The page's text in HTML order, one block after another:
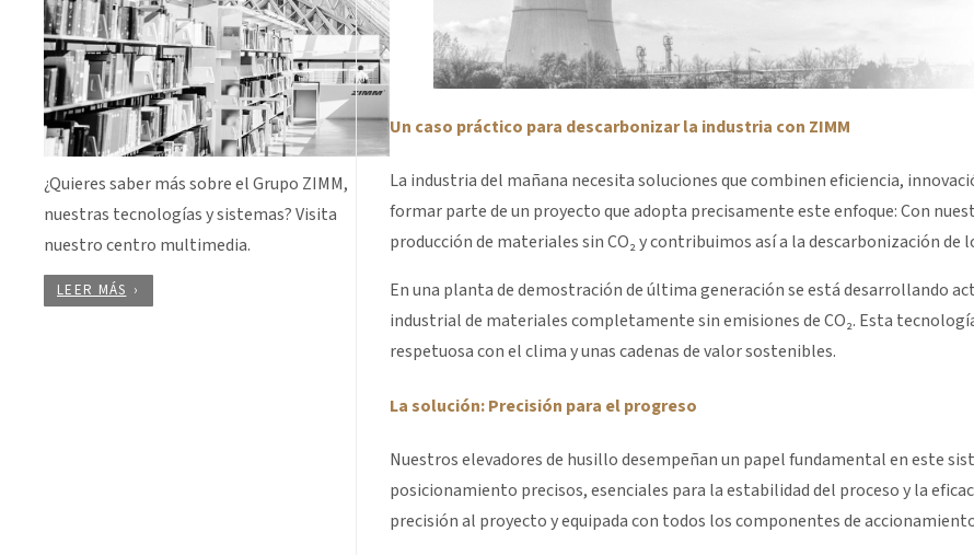
¿Quieres saber más sobre el Grupo ZIMM,
nuestras tecnologías y sistemas? Visita
nuestro centro multimedia.
LEER MÁS
Un caso práctico para descarbonizar la industria con ZIMM
La industria del mañana necesita soluciones que combinen eficiencia,
formar parte de un proyecto que adopta precisamente este enfoque: Con
producción de materiales sin CO₂ y contribuimos así a la descarbonización de
En una planta de demostración de última generación se está desarrollando
industrial de materiales completamente sin emisiones de CO₂. Esta
respetuosa con el clima y unas cadenas de valor sostenibles.
La solución: Precisión para el progreso
Nuestros elevadores de husillo desempeñan un papel fundamental en este
posicionamiento precisos, esenciales para la estabilidad del proceso y la
precisión al proyecto y equipada con todos los componentes de